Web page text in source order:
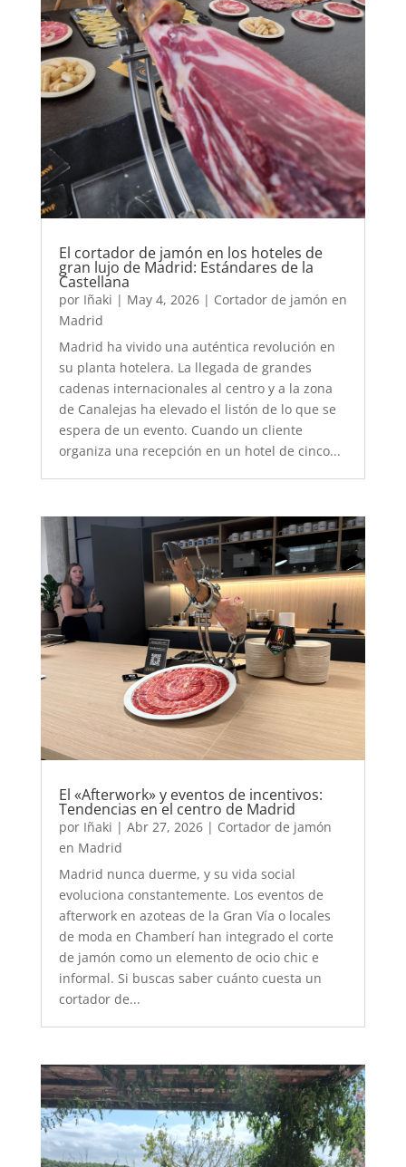
El cortador de jamón en los hoteles de
gran lujo de Madrid: Estándares de la
Castellana
por Iñaki | May 4, 2026| Cortador de jamón en
Madrid
Madrid ha vivido una auténtica revolución en
su planta hotelera. La llegada de grandes
cadenas internacionales al centro y a la zona
de Canalejas ha elevado el listón de lo que se
espera de un evento. Cuando un cliente
organiza una recepción en un hotel de cinco...
El «Afterwork» y eventos de incentivos:
Tendencias en el centro de Madrid
por Iñaki | Abr 27, 2026| Cortador de jamón
en Madrid
Madrid nunca duerme, y su vida social
evoluciona constantemente. Los eventos de
afterwork en azoteas de la Gran Vía o locales
de moda en Chamberí han integrado el corte
de jamón como un elemento de ocio chic e
informal. Si buscas saber cuánto cuesta un
cortador de...